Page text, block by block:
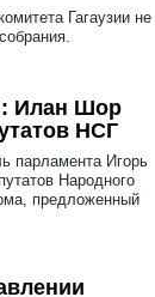
Гагаузии не
Илан Шор
НСГ
парламента Игорь
Народного
предложенный